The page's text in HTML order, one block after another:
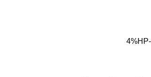
-4%
HP